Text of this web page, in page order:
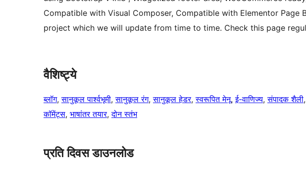
Compatible with Visual Composer, Compatible with Elementor Page
project which we will update from time to time. Check this page
वैशिष्ट्ये
ब्लॉग, सानुकूल पार्श्वभूमी, सानुकूल रंग, सानुकूल हेडर, स्वरूपित मेनू, ई-वाणिज्य, संपादक शैली
कॉमेंट्स, भाषांतर तयार, दोन स्तंभ
प्रति दिवस डाउनलोड